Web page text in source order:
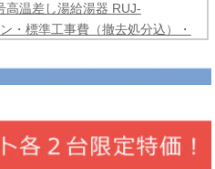
高温差し湯給湯器 RUJ-
・標準工事費（撤去処分込）・
事費（冷媒配管4ｍまで込）商品5
円！